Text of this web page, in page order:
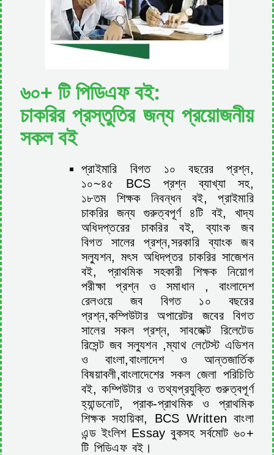
৬০+ টি পিডিএফ বই:
চাকরির প্রস্তুতির জন্য প্রয়োজনীয়
সকল বই
প্রাইমারি বিগত ১০ বছরের প্রশ্ন,
১০~৪৫ BCS প্রশ্ন ব্যাখ্যা সহ,
১৮তম শিক্ষক নিবন্ধন বই, প্রাইমারি
চাকরির জন্য গুরুত্বপূর্ণ ৪টি বই, খাদ্য
অধিদপ্তরের চাকরির বই, ব্যাংক জব
বিগত সালের প্রশ্ন,সরকারি ব্যাংক জব
সল্যুশন, মৎস অধিদপ্তর চাকরির সাজেশন
বই, প্রাথমিক সহকারী শিক্ষক নিয়োগ
পরীক্ষা প্রশ্ন ও সমাধান , বাংলাদেশ
রেলওয়ে জব বিগত ১০ বছরের
প্রশ্ন,কম্পিউটার অপারেটর জবের বিগত
সালের সকল প্রশ্ন, সাবজেক্ট রিলেটেড
রিসেন্ট জব সল্যুশন ,ম্যাথ লেটেস্ট এডিশন
ও বাংলা,বাংলাদেশ ও আন্তজার্তিক
বিষয়াবলী,বাংলাদেশের সকল জেলা পরিচিতি
বই, কম্পিউটার ও তথ্যপ্রযুক্তি গুরুত্বপূর্ণ
হ্যান্ডনোট, প্রাক-প্রাথমিক ও প্রাথমিক
শিক্ষক সহায়িকা, BCS Written বাংলা
এন্ড ইংলিশ Essay বুকসহ সর্বমোট ৬০+
টি পিডিএফ বই।